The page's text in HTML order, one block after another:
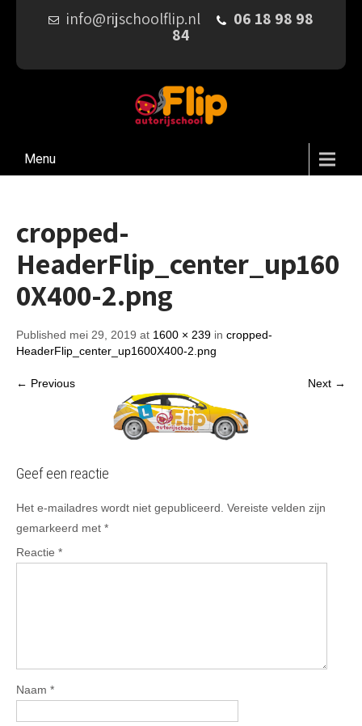
info@rijschoolflip.nl 06 18 98 98
84
Menu
cropped-
HeaderFlip_center_up160
0X400-2.png
Published mei 29, 2019 at 1600 × 239 in cropped-
HeaderFlip_center_up1600X400-2.png
← Previous Next →
Geef een reactie
Het e-mailadres wordt niet gepubliceerd. Vereiste velden zijn
gemarkeerd met *
Reactie *
Naam *